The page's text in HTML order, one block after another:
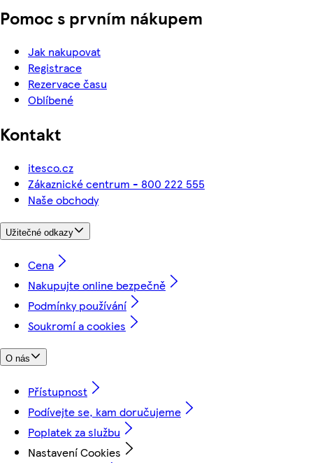
Pomoc s prvním nákupem
Jak nakupovat
Registrace
Rezervace času
Oblíbené
Kontakt
itesco.cz
Zákaznické centrum - 800 222 555
Naše obchody
Užitečné odkazy
Cena
Nakupujte online bezpečně
Podmínky používání
Soukromí a cookies
O nás
Přístupnost
Podívejte se, kam doručujeme
Poplatek za službu
Nastavení Cookies